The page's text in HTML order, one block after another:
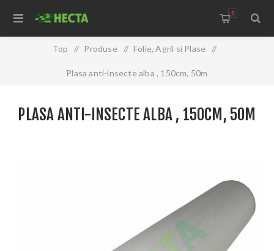
0
Top / Produse / Folie, Agril si Plase /
Plasa anti-insecte alba , 150cm, 50m
PLASA ANTI-INSECTE ALBA , 150CM, 50M